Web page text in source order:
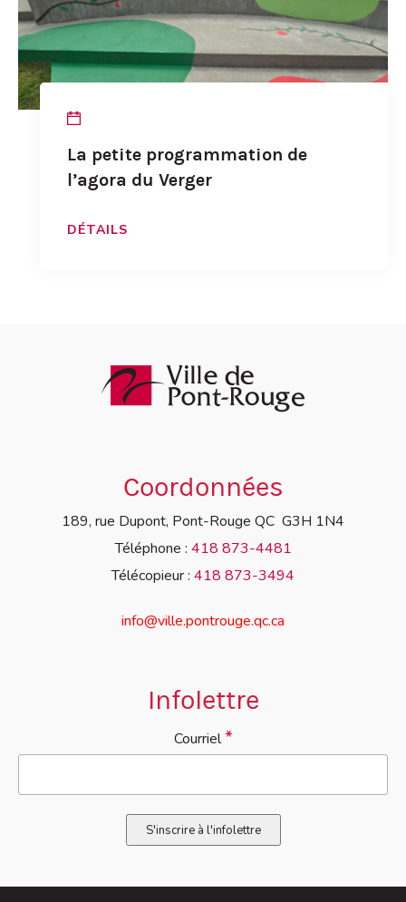
La petite programmation de
l’agora du Verger
DÉTAILS
Coordonnées
189, rue Dupont, Pont-Rouge QC G3H 1N4
Téléphone : 418 873-4481
Télécopieur : 418 873-3494
info@ville.pontrouge.qc.ca
Infolettre
Courriel*